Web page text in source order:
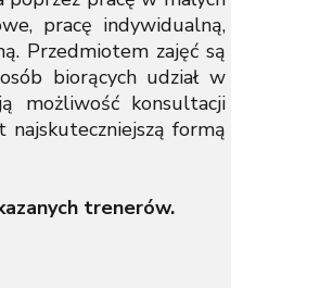
pracę indywidualną,
Przedmiotem zajęć są
biorących udział w
możliwość konsultacji
najskuteczniejszą formą
trenerów.